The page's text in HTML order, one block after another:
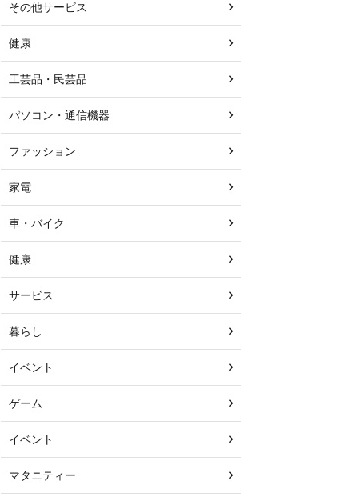
その他サービス
健康
工芸品・民芸品
パソコン・通信機器
ファッション
家電
車・バイク
健康
サービス
暮らし
イベント
ゲーム
イベント
マタニティー